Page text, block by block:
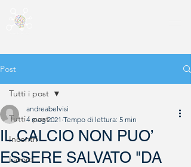
Post
Tutti i post
Incontri
Lavoro
Tutti i post
IL CALCIO NON PUO’
ESSERE SALVATO "DA
andreabelvisi
4 mag 2021 Tempo di lettura: 5 min